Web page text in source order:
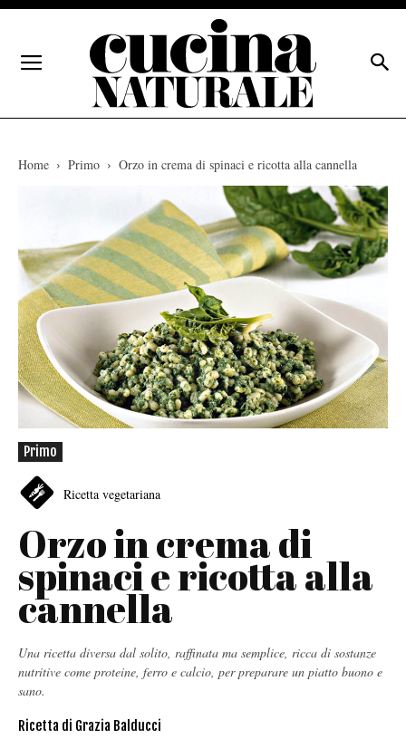
Home Primo Orzo in crema di spinaci e ricotta alla cannella
Primo
Ricetta vegetariana
Orzo in crema di
spinaci e ricotta alla
cannella
Una ricetta diversa dal solito, raffinata ma semplice, ricca di sostanze
nutritive come proteine, ferro e calcio, per preparare un piatto buono e
sano.
Ricetta di Grazia Balducci